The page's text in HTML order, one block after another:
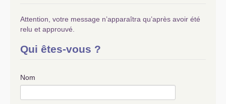
Attention, votre message n’apparaîtra qu’après avoir été
relu et approuvé.
Qui êtes-vous ?
Nom